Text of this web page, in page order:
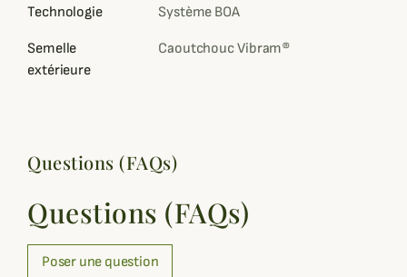
Technologie Système BOA
Semelle
extérieure
Caoutchouc Vibram®
Questions (FAQs)
Questions (FAQs)
Poser une question